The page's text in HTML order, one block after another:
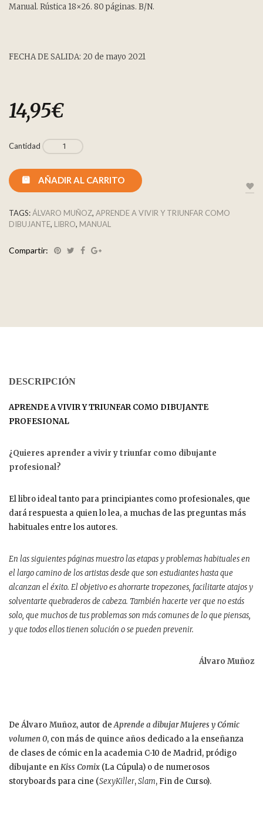
Manual. Rústica 18×26. 80 páginas. B/N.
FECHA DE SALIDA: 20 de mayo 2021
14,95€
Cantidad
AÑADIR AL CARRITO
TAGS:ÁLVARO MUÑOZ, APRENDE A VIVIR Y TRIUNFAR COMO
DIBUJANTE, LIBRO, MANUAL
Compartir:
DESCRIPCIÓN
APRENDE A VIVIR Y TRIUNFAR COMO DIBUJANTE
PROFESIONAL
¿Quieres aprender a vivir y triunfar como dibujante
profesional?
El libro ideal tanto para principiantes como profesionales, que
dará respuesta a quien lo lea, a muchas de las preguntas más
habituales entre los autores.
En las siguientes páginas muestro las etapas y problemas habituales en
el largo camino de los artistas desde que son estudiantes hasta que
alcanzan el éxito. El objetivo es ahorrarte tropezones, facilitarte atajos y
solventarte quebraderos de cabeza. También hacerte ver que no estás
solo, que muchos de tus problemas son más comunes de lo que piensas,
y que todos ellos tienen solución o se pueden prevenir.
Álvaro Muñoz
DeÁlvaro Muñoz, autor deAprende a dibujar Mujeres y Cómic
volumen 0, con más de quince años dedicado a la enseñanza
de clases de cómic en la academia C-10 de Madrid, pródigo
dibujante enKiss Comix (La Cúpula) o de numerosos
storyboards para cine (SexyKiller,Slam, Fin de Curso).